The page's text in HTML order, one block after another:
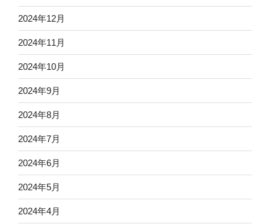
2024年12月
2024年11月
2024年10月
2024年9月
2024年8月
2024年7月
2024年6月
2024年5月
2024年4月